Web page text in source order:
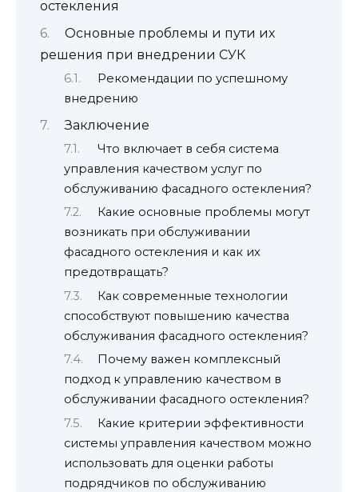
остекления
Основные проблемы и пути их
решения при внедрении СУК
Рекомендации по успешному
внедрению
Заключение
Что включает в себя система
управления качеством услуг по
обслуживанию фасадного остекления?
Какие основные проблемы могут
возникать при обслуживании
фасадного остекления и как их
предотвращать?
Как современные технологии
способствуют повышению качества
обслуживания фасадного остекления?
Почему важен комплексный
подход к управлению качеством в
обслуживании фасадного остекления?
Какие критерии эффективности
системы управления качеством можно
использовать для оценки работы
подрядчиков по обслуживанию